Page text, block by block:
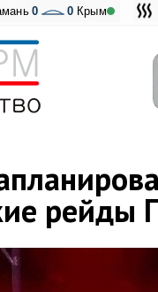
0 0 Крым